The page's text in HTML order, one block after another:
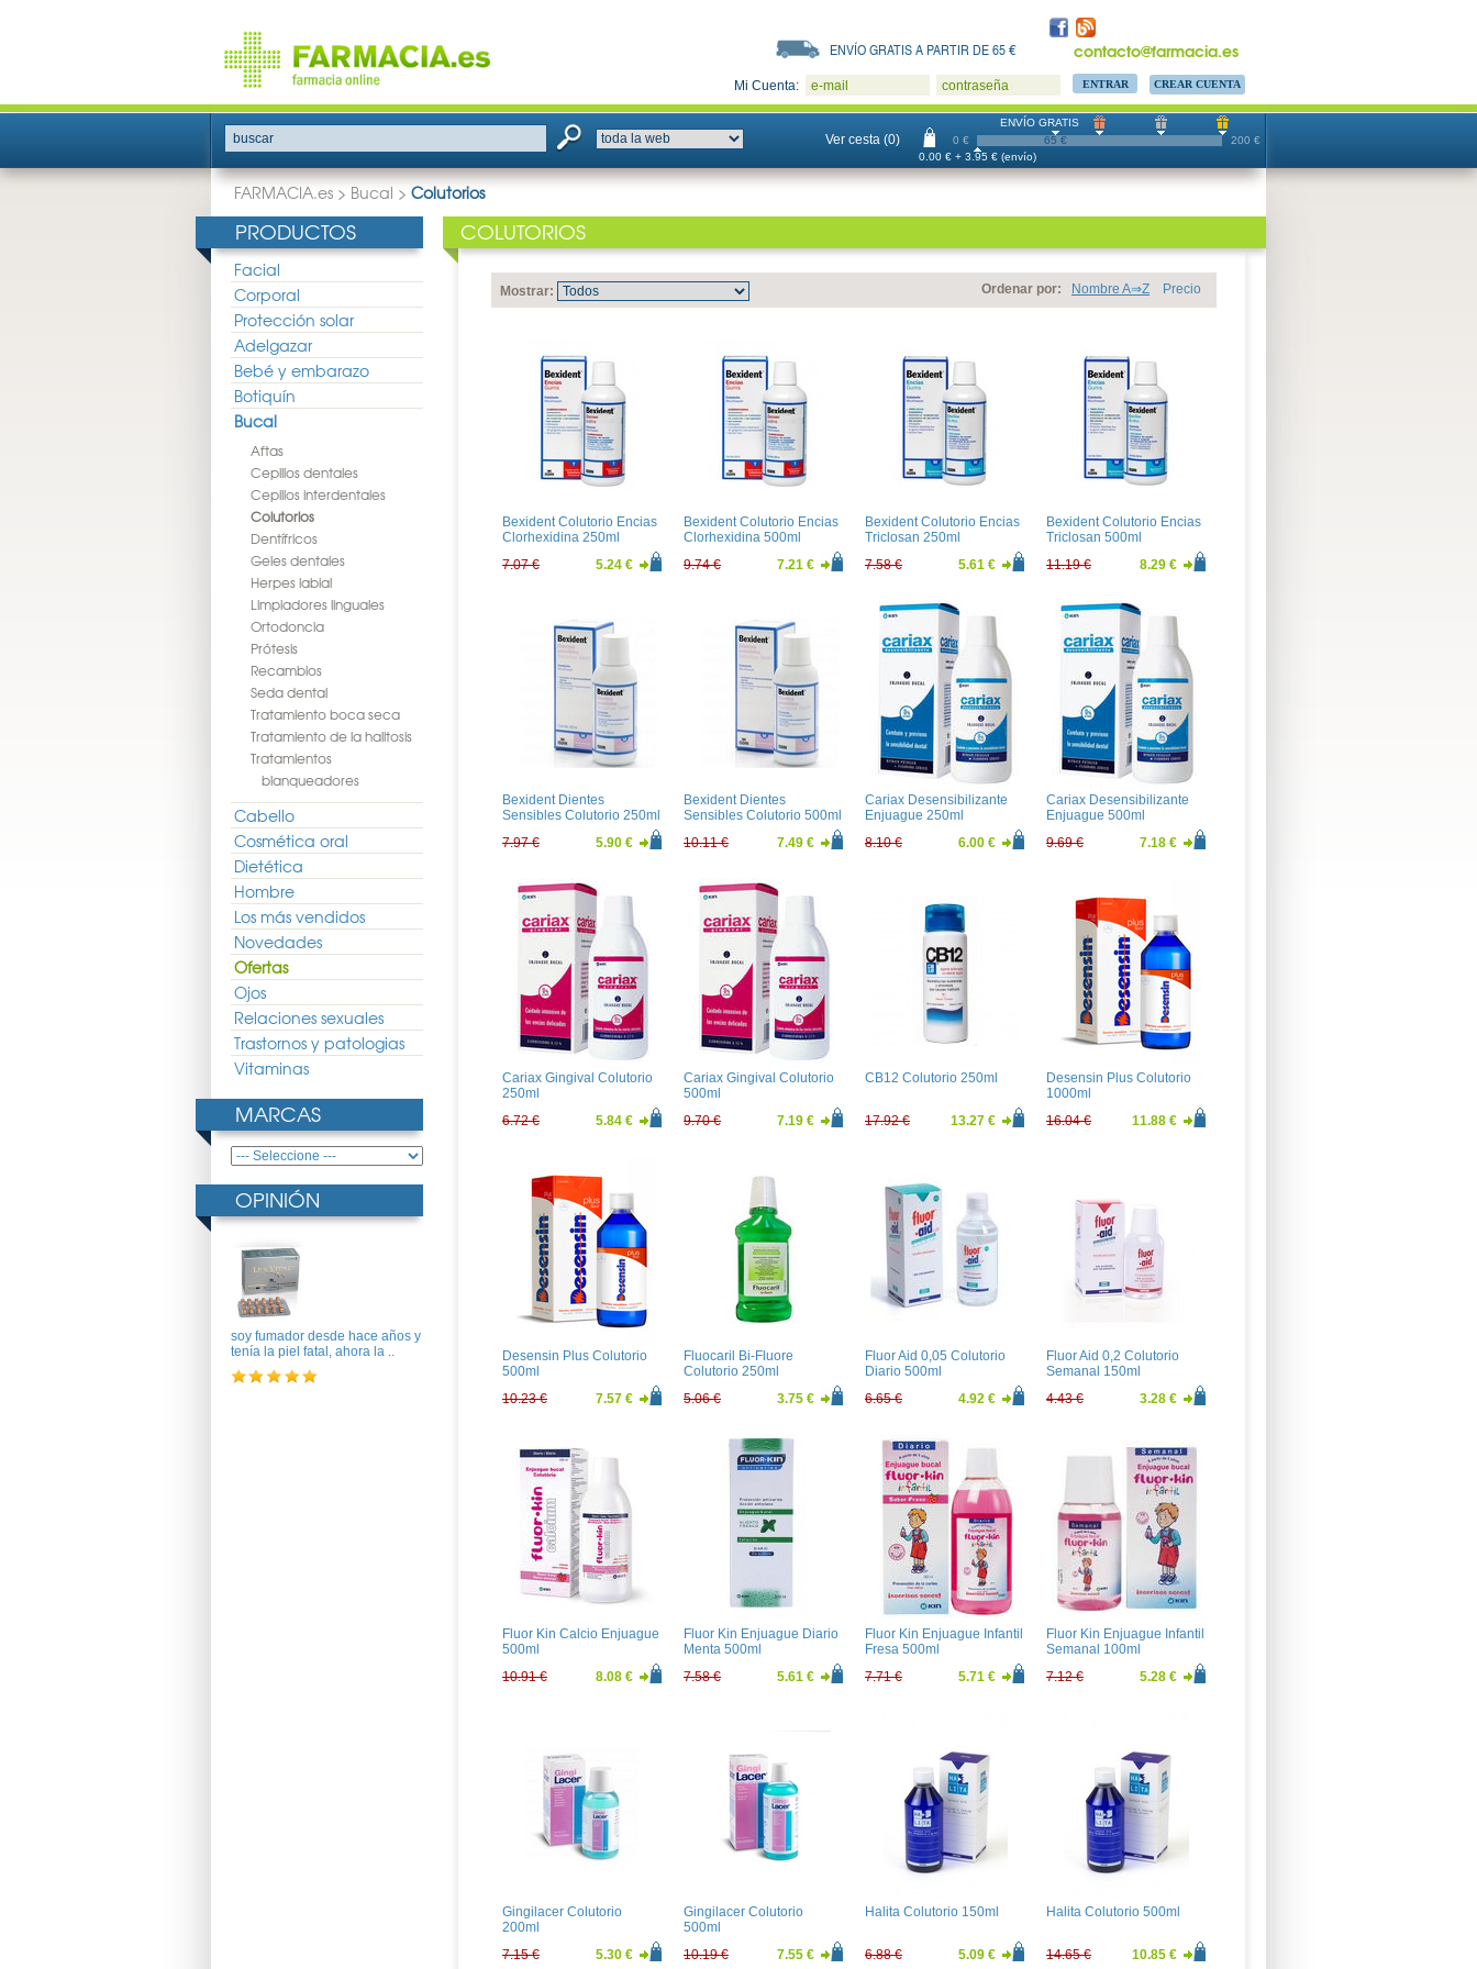
contacto@farmacia.es
ENVÍO GRATIS A PARTIR DE 65 €
Mi Cuenta: e-mail contraseña CREAR CUENTA
buscar Ver cesta (0) 0 € 200 €
ENVÍO GRATIS
65 €
0.00 € + 3.95 € (envío)
FARMACIA.es > Bucal > Colutorios
PRODUCTOS
Facial
Corporal
Protección solar
Adelgazar
Bebé y embarazo
Botiquín
Bucal
Aftas
Cepillos dentales
Cepillos interdentales
Colutorios
Dentífricos
Geles dentales
Herpes labial
Limpiadores linguales
Ortodoncia
Prótesis
Recambios
Seda dental
Tratamiento boca seca
Tratamiento de la halitosis
Tratamientos
blanqueadores
Cabello
Cosmética oral
Dietética
Hombre
Los más vendidos
Novedades
Ofertas
Ojos
Relaciones sexuales
Trastornos y patologias
Vitaminas
MARCAS
OPINIÓN
soy fumador desde hace años y
tenía la piel fatal, ahora la ..
COLUTORIOS
Mostrar: Ordenar por: Nombre A⇒Z Precio
Bexident Colutorio Encias
Clorhexidina 250ml
7.07 €
5.24 €
Bexident Colutorio Encias
Clorhexidina 500ml
9.74 €
7.21 €
Bexident Colutorio Encias
Triclosan 250ml
7.58 €
5.61 €
Bexident Colutorio Encias
Triclosan 500ml
11.19 €
8.29 €
Bexident Dientes
Sensibles Colutorio 250ml
7.97 €
5.90 €
Bexident Dientes
Sensibles Colutorio 500ml
10.11 €
7.49 €
Cariax Desensibilizante
Enjuague 250ml
8.10 €
6.00 €
Cariax Desensibilizante
Enjuague 500ml
9.69 €
7.18 €
Cariax Gingival Colutorio
250ml
6.72 €
5.84 €
Cariax Gingival Colutorio
500ml
9.70 €
7.19 €
CB12 Colutorio 250ml
17.92 € 13.27 €
Desensin Plus Colutorio
1000ml
16.04 €
11.88 €
Desensin Plus Colutorio
500ml
10.23 €
7.57 €
Fluocaril Bi-Fluore
Colutorio 250ml
5.06 €
3.75 €
Fluor Aid 0,05 Colutorio
Diario 500ml
6.65 €
4.92 €
Fluor Aid 0,2 Colutorio
Semanal 150ml
4.43 €
3.28 €
Fluor Kin Calcio Enjuague
500ml
10.91 €
8.08 €
Fluor Kin Enjuague Diario
Menta 500ml
7.58 €
5.61 €
Fluor Kin Enjuague Infantil
Fresa 500ml
7.71 €
5.71 €
Fluor Kin Enjuague Infantil
Semanal 100ml
7.12 €
5.28 €
Gingilacer Colutorio
200ml
7.15 €
5.30 €
Gingilacer Colutorio
500ml
10.19 €
7.55 €
Halita Colutorio 150ml
6.88 € 5.09 €
Halita Colutorio 500ml
14.65 € 10.85 €